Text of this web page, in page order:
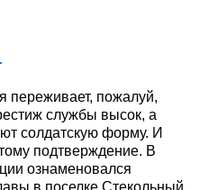
переживает, пожалуй,
службы высок, а
солдатскую форму. И
подтверждение. В
ознаменовался